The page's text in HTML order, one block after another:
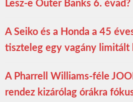
Lesz-e Outer Banks 6. évad?
A Seiko és a Honda a 45
tiszteleg egy vagány limitált
A Pharrell Williams-féle
rendez kizárólag órákra